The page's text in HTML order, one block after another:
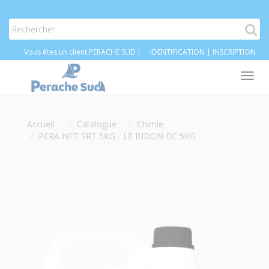
Vous êtes un client PERACHE SUD : IDENTIFICATION | INSCRIPTION
Accueil Catalogue
Chimie
PERA NET SRT 5KG - LE BIDON DE 5KG